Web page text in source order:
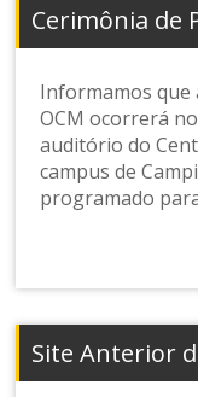
Cerimônia de
Informamos que
OCM ocorrerá
auditório do
campus de
programado
Site Anterior